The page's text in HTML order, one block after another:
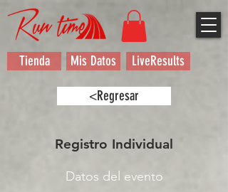
Tienda Mis Datos LiveResults
<Regresar
Registro Individual
Datos del evento